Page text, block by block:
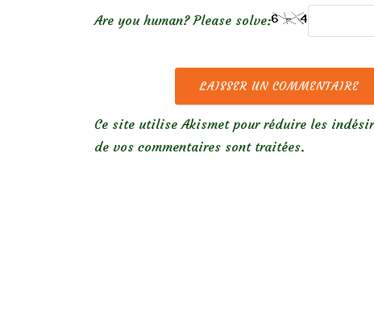
Are you human? Please solve:
Ce site utilise Akismet pour réduire les
de vos commentaires sont traitées.